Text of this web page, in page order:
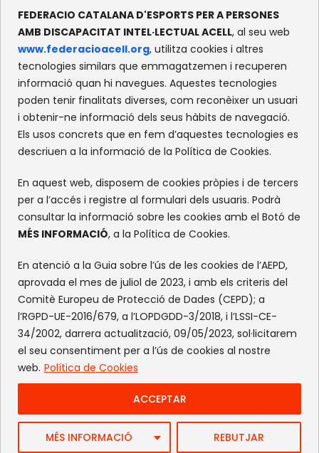
FEDERACIO CATALANA D'ESPORTS PER A PERSONES
AMB DISCAPACITAT INTEL·LECTUAL ACELL, al seu web
www.federacioacell.org, utilitza cookies i altres
tecnologies similars que emmagatzemen i recuperen
informació quan hi navegues. Aquestes tecnologies
poden tenir finalitats diverses, com reconèixer un usuari
i obtenir-ne informació dels seus hàbits de navegació.
Els usos concrets que en fem d’aquestes tecnologies es
descriuen a la informació de la Política de Cookies.
En aquest web, disposem de cookies pròpies i de tercers
per a l’accés i registre al formulari dels usuaris. Podrà
consultar la informació sobre les cookies amb el Botó de
MÉS INFORMACIÓ, a la Política de Cookies.
En atenció a la Guia sobre l’ús de les cookies de l’AEPD,
aprovada el mes de juliol de 2023, i amb els criteris del
Comitè Europeu de Protecció de Dades (CEPD); a
l’RGPD-UE-2016/679, a l’LOPDGDD-3/2018, i l’LSSI-CE-
34/2002, darrera actualització, 09/05/2023, sol·licitarem
el seu consentiment per a l’ús de cookies al nostre
web. Política de Cookies
MÉS INFORMACIÓ REBUTJAR
ACCEPTAR
CONTACTE
c/Olympe de Gouges, S/N
Recinte Mundet
08035 -Barcelona
XARXES SOCIALS
Web by FlandeCoco
Avís Legal|Política de Privacitat Política de cookies